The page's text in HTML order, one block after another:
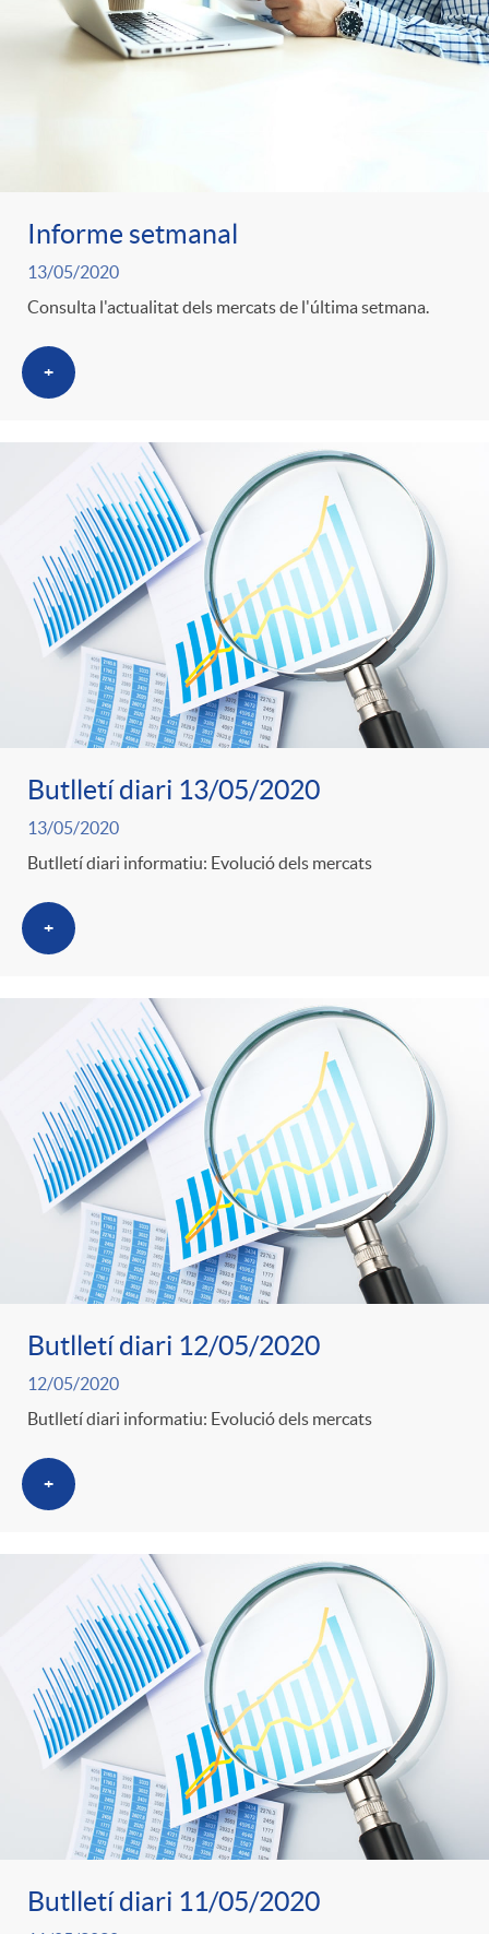
Informe setmanal
13/05/2020
Consulta l'actualitat dels mercats de l'última setmana.
+
Butlletí diari 13/05/2020
13/05/2020
Butlletí diari informatiu: Evolució dels mercats
+
Butlletí diari 12/05/2020
12/05/2020
Butlletí diari informatiu: Evolució dels mercats
+
Butlletí diari 11/05/2020